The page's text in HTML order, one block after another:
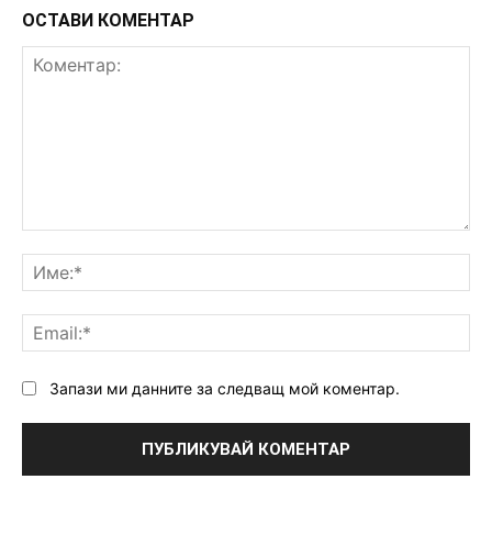
ОСТАВИ КОМЕНТАР
Запази ми данните за следващ мой коментар.